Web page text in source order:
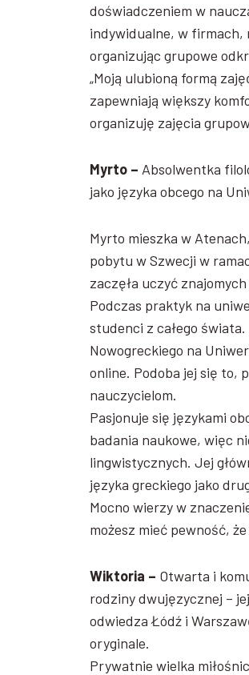
doświadczeniem w
indywidualne, w firmach,
organizując grupowe
„Moją ulubioną formą
zapewniają większy
organizuję zajęcia
Myrto – Absolwentka
jako języka obcego na
Myrto mieszka w
pobytu w Szwecji w
zaczęła uczyć
Podczas praktyk na
studenci z całego
Nowogreckiego na
online. Podoba jej się to,
nauczycielom.
Pasjonuje się językami
badania naukowe, więc
lingwistycznych. Jej
języka greckiego jako
Mocno wierzy w
możesz mieć pewność,
Wiktoria – Otwarta i
rodziny dwujęzycznej –
odwiedza Łódź i
oryginale.
Prywatnie wielka